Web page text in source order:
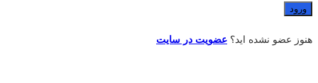
هنوز عضو نشده اید؟ عضویت در سایت